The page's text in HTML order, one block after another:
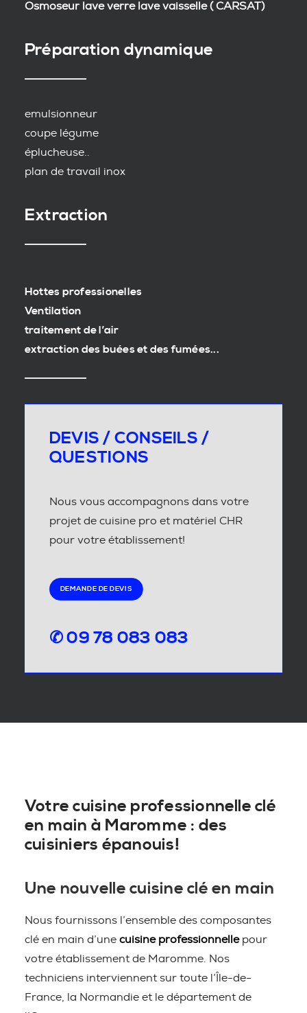
Osmoseur lave verre lave vaisselle ( CARSAT)
Préparation dynamique
emulsionneur
coupe légume
éplucheuse..
plan de travail inox
Extraction
Hottes professionelles
Ventilation
traitement de l’air
extraction des buées et des fumées...
DEVIS / CONSEILS /
QUESTIONS
Nous vous accompagnons dans votre
projet de cuisine pro et matériel CHR
pour votre établissement!
DEMANDE DE DEVIS
✆ 09 78 083 083
Votre cuisine professionnelle clé
en main à Maromme : des
cuisiniers épanouis!
Une nouvelle cuisine clé en main
Nous fournissons l’ensemble des composantes
clé en main d’une cuisine professionnellepour
votre établissement de Maromme. Nos
techniciens interviennent sur toute l’Île-de-
France, la Normandie et le département de